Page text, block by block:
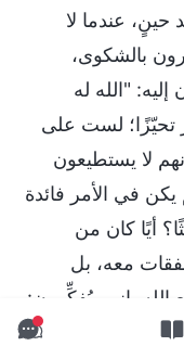
حينٍ، عندما لا
بالشكوى،
"الله له
تحيّزًا؛ لست على
لا يستطيعون
يكن في الأمر فائدة
أيًا كان من
معه، بل
إنهم يُفكِّرون:
فورًا. يجب أن